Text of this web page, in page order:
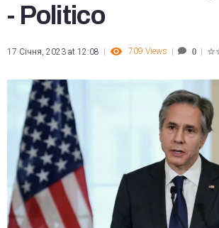
- Politico
17 Січня, 2023 at 12:08 709 Views 0